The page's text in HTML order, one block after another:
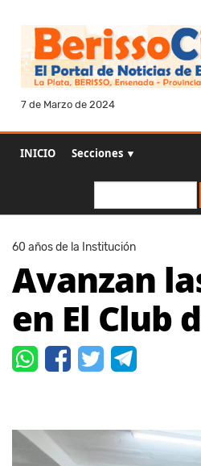
7 de Marzo de 2024
INICIO Secciones ▼
60 años de la Institución
Avanzan
en El Club